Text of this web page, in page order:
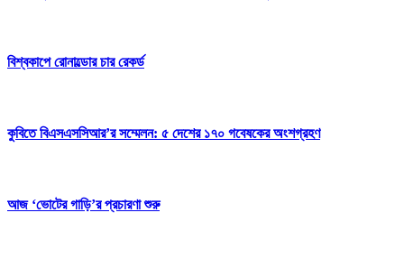
বিশ্বকাপে রোনাল্ডোর চার রেকর্ড
কুবিতে বিএসএসসিআর’র সম্মেলন: ৫ দেশের ১৭০ গবেষকের অংশগ্রহণ
আজ ‘ভোটের গাড়ি’র প্রচারণা শুরু